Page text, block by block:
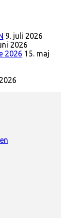
9. juli 2026
2026
2026 15. maj